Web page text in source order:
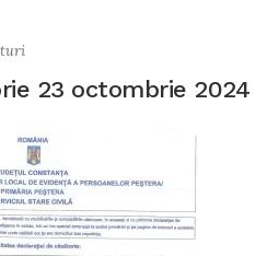
23 octombrie 2024